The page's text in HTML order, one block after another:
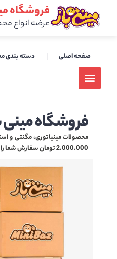
فروشگاه
عرضه انواع
صفحه اصلی دسته بندی
فروشگاه مینی
محصولات مینیاتوری، مگنتی و
2.000.000 تومان سفارش شما رایگان تحویل داده میشود.